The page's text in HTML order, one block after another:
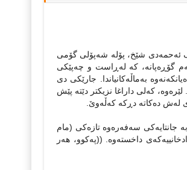
ئه‌حمه‌دی شێخ، پۆله‌ شه‌پۆلی گۆمی
گۆڕه‌پانه‌، که‌ له‌ڕاست و چه‌پێکی
به‌ماڵه‌کانیاندا. جارێکی دی
که‌لی داراغا نزیکتر دێته‌ پێش
له‌ش ده‌کاته‌ دڕکه‌ که‌ڵه‌وێ.
جانتایه‌کی سه‌فه‌ره‌وه‌ تازه‌کی (مام
داخسته‌وه‌. ((په‌کوو، هه‌ر